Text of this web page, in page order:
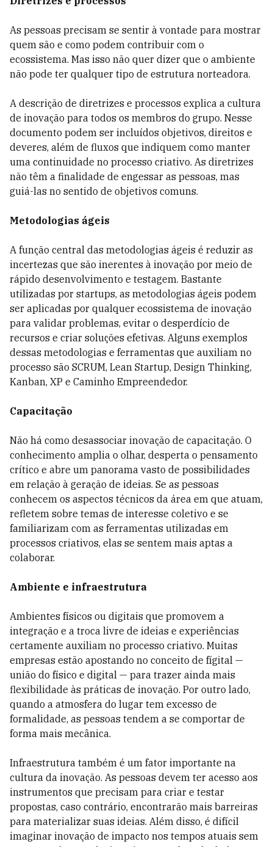
As pessoas precisam se sentir à vontade para mostrar
quem são e como podem contribuir com o
ecossistema. Mas isso não quer dizer que o ambiente
não pode ter qualquer tipo de estrutura norteadora.
A descrição de diretrizes e processos explica a cultura
de inovação para todos os membros do grupo. Nesse
documento podem ser incluídos objetivos, direitos e
deveres, além de fluxos que indiquem como manter
uma continuidade no processo criativo. As diretrizes
não têm a finalidade de engessar as pessoas, mas
guiá-las no sentido de objetivos comuns.
Metodologias ágeis
A função central das metodologias ágeis é reduzir as
incertezas que são inerentes à inovação por meio de
rápido desenvolvimento e testagem. Bastante
utilizadas por startups, as metodologias ágeis podem
ser aplicadas por qualquer ecossistema de inovação
para validar problemas, evitar o desperdício de
recursos e criar soluções efetivas. Alguns exemplos
dessas metodologias e ferramentas que auxiliam no
processo são SCRUM, Lean Startup, Design Thinking,
Kanban, XP e Caminho Empreendedor.
Capacitação
Não há como desassociar inovação de capacitação. O
conhecimento amplia o olhar, desperta o pensamento
crítico e abre um panorama vasto de possibilidades
em relação à geração de ideias. Se as pessoas
conhecem os aspectos técnicos da área em que atuam,
refletem sobre temas de interesse coletivo e se
familiarizam com as ferramentas utilizadas em
processos criativos, elas se sentem mais aptas a
colaborar.
Ambiente e infraestrutura
Ambientes físicos ou digitais que promovem a
integração e a troca livre de ideias e experiências
certamente auxiliam no processo criativo. Muitas
empresas estão apostando no conceito de fígital —
união do físico e digital — para trazer ainda mais
flexibilidade às práticas de inovação. Por outro lado,
quando a atmosfera do lugar tem excesso de
formalidade, as pessoas tendem a se comportar de
forma mais mecânica.
Infraestrutura também é um fator importante na
cultura da inovação. As pessoas devem ter acesso aos
instrumentos que precisam para criar e testar
propostas, caso contrário, encontrarão mais barreiras
para materializar suas ideias. Além disso, é difícil
imaginar inovação de impacto nos tempos atuais sem